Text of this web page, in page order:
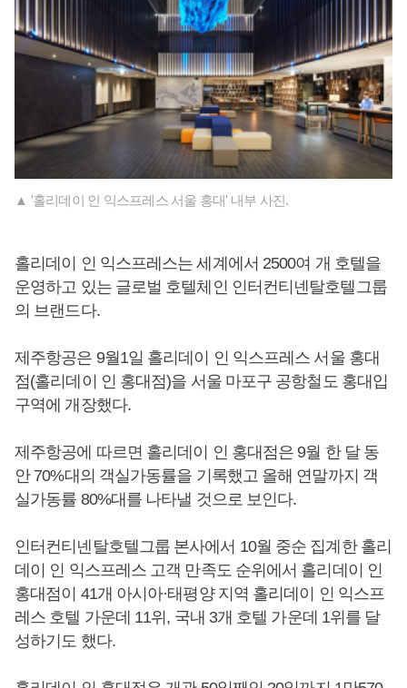
▲ '홀리데이 인 익스프레스 서울 홍대' 내부 사진.
홀리데이 인 익스프레스는 세계에서 2500여 개 호텔을
운영하고 있는 글로벌 호텔체인 인터컨티넨탈호텔그룹
의 브랜드다.
제주항공은 9월1일 홀리데이 인 익스프레스 서울 홍대
점(홀리데이 인 홍대점)을 서울 마포구 공항철도 홍대입
구역에 개장했다.
제주항공에 따르면 홀리데이 인 홍대점은 9월 한 달 동
안 70%대의 객실가동률을 기록했고 올해 연말까지 객
실가동률 80%대를 나타낼 것으로 보인다.
인터컨티넨탈호텔그룹 본사에서 10월 중순 집계한 홀리
데이 인 익스프레스 고객 만족도 순위에서 홀리데이 인
홍대점이 41개 아시아·태평양 지역 홀리데이 인 익스프
레스 호텔 가운데 11위, 국내 3개 호텔 가운데 1위를 달
성하기도 했다.